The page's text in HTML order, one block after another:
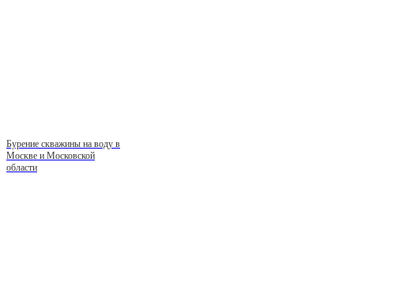
Бурение скважины на воду в
Москве и Московской
области